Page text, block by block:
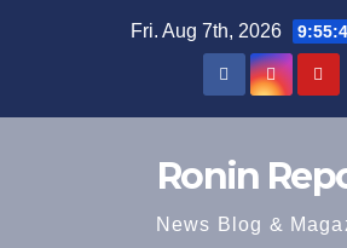
Fri. Aug 7th, 2026
Ronin
News Blog &